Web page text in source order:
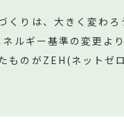
くりは、大きく変わろ
ルギー基準の変更よ
ものがZEH(ネットゼ